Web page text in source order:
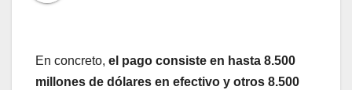
En concreto, el pago consiste en hasta 8.500
millones de dólares en efectivo y otros 8.500